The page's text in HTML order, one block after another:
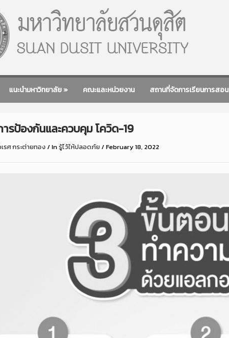
แนะนำมหาวิทยาลัย» คณะและหน่วยงาน สถานที่จัดการเรียนการสอน
รป้องกันและควบคุม โควิด-19
รศ กระต่ายทอง / Inรู้ไว้ให้ปลอดภัย / February 18, 2022